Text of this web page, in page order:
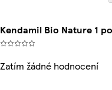
Kendamil Bio Nature 1
Zatím žádné hodnocení